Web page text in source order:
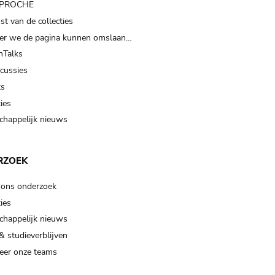
van de collecties
we de pagina kunnen omslaan…
nieuws
onderzoek
nieuws
studieverblijven
onze teams